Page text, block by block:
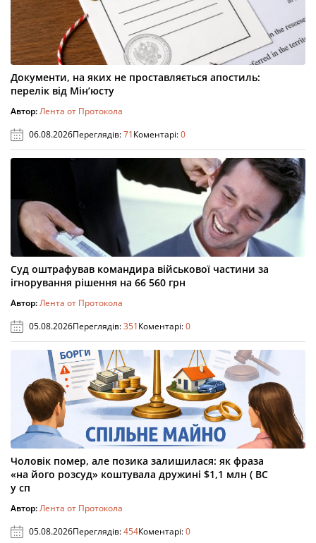
Документи, на яких не проставляється апостиль:
перелік від Мін’юсту
Автор:Лента от Протокола
06.08.2026Переглядів:71Коментарі:0
Суд оштрафував командира військової частини за
ігнорування рішення на 66 560 грн
Автор:Лента от Протокола
05.08.2026Переглядів:351Коментарі:0
Чоловік помер, але позика залишилася: як фраза
«на його розсуд» коштувала дружині $1,1 млн ( ВС
у сп
Автор:Лента от Протокола
05.08.2026Переглядів:454Коментарі:0